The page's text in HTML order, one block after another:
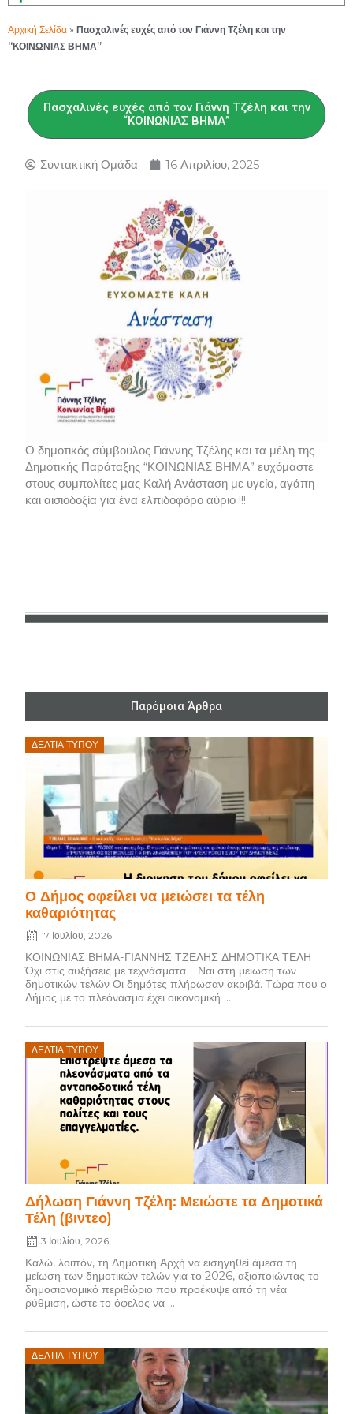
Αρχική Σελίδα » Πασχαλινές ευχές από τον Γιάννη Τζέλη και την
“ΚΟΙΝΩΝΙΑΣ ΒΗΜΑ”
Πασχαλινές ευχές από τον Γιάννη Τζέλη και την
“ΚΟΙΝΩΝΙΑΣ ΒΗΜΑ”
Συντακτική Ομάδα 16 Απριλίου, 2025
Ο δημοτικός σύμβουλος Γιάννης Τζέλης και τα μέλη της
Δημοτικής Παράταξης “ΚΟΙΝΩΝΙΑΣ ΒΗΜΑ” ευχόμαστε
στους συμπολίτες μας Καλή Ανάσταση με υγεία, αγάπη
και αισιοδοξία για ένα ελπιδοφόρο αύριο !!!
Παρόμοια Άρθρα
ΔΕΛΤΊΑ ΤΎΠΟΥ
Ο Δήμος οφείλει να μειώσει τα τέλη
καθαριότητας
Posted
17 Ιουλίου, 2026
ΚΟΙΝΩΝΙΑΣ ΒΗΜΑ-ΓΙΑΝΝΗΣ ΤΖΕΛΗΣ ΔΗΜΟΤΙΚΑ ΤΕΛΗ
Όχι στις αυξήσεις με τεχνάσματα – Ναι στη μείωση των
δημοτικών τελών Οι δημότες πλήρωσαν ακριβά. Τώρα που ο
Δήμος με το πλεόνασμα έχει οικονομική ...
ΔΕΛΤΊΑ ΤΎΠΟΥ
Δήλωση Γιάννη Τζέλη: Μειώστε τα Δημοτικά
Τέλη (βιντεο)
Posted
3 Ιουλίου, 2026
Καλώ, λοιπόν, τη Δημοτική Αρχή να εισηγηθεί άμεσα τη
μείωση των δημοτικών τελών για το 2026, αξιοποιώντας το
δημοσιονομικό περιθώριο που προέκυψε από τη νέα
ρύθμιση, ώστε το όφελος να ...
ΔΕΛΤΊΑ ΤΎΠΟΥ
Posted
on